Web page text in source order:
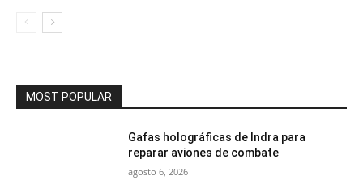
MOST POPULAR
Gafas holográficas de Indra para
reparar aviones de combate
agosto 6, 2026